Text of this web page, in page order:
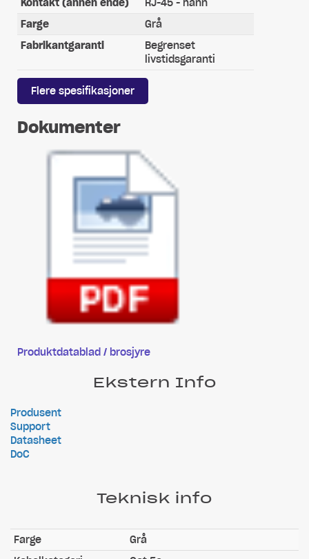
Farge
Grå
Fabrikantgaranti
Begrenset
livstidsgaranti
Flere spesifikasjoner
Dokumenter
Produktdatablad / brosjyre
Ekstern Info
Produsent
Support
Datasheet
DoC
Teknisk info
Farge
Grå